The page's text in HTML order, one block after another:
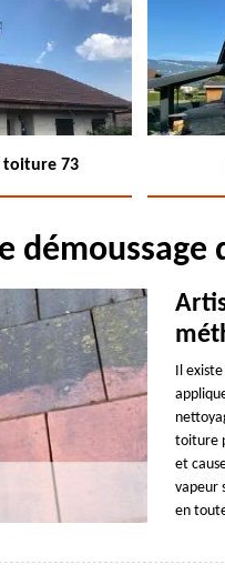
toiture 73
Il
toiture
et
vapeur
en